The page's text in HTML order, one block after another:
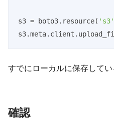
s3 = boto3.resource( 's3'
すでにローカルに保存して
確認